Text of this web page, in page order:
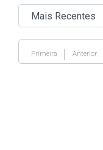
Primeira Anterior